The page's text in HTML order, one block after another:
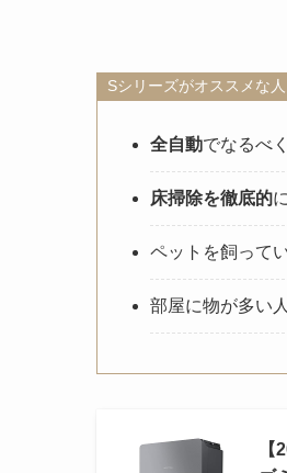
Sシリーズがオススメな人
全自動でなるべ
床掃除を徹底的
ペットを飼って
部屋に物が多い